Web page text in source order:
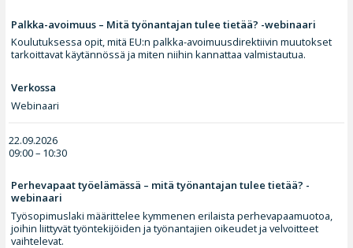
Palkka-avoimuus – Mitä työnantajan tulee tietää? -webinaari
Koulutuksessa opit, mitä EU:n palkka-avoimuusdirektiivin muutokset
tarkoittavat käytännössä ja miten niihin kannattaa valmistautua.
Verkossa
Webinaari
22.09.2026
09:00 – 10:30
Perhevapaat työelämässä – mitä työnantajan tulee tietää? -
webinaari
Työsopimuslaki määrittelee kymmenen erilaista perhevapaamuotoa,
joihin liittyvät työntekijöiden ja työnantajien oikeudet ja velvoitteet
vaihtelevat.